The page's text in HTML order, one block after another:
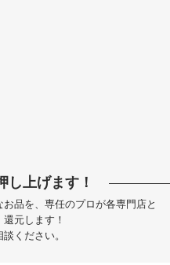
し上げます！
品を、専任のプロが各専門店と
元します！
ください。